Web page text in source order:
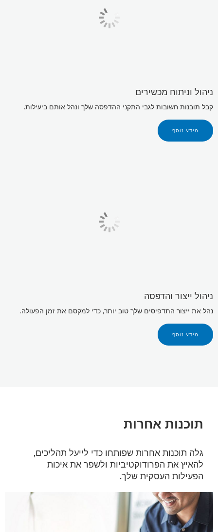
ניהול וניתוח מכשירים
קבל תובנות חשובות לגבי התקני ההדפסה שלך ונהל אותם ביעילות.
מידע נוסף
ניהול ייצור והדפסה
נהל את ייצור התדפיסים שלך טוב יותר, כדי למקסם את זמן הפעולה.
מידע נוסף
תוכנות אחרות
גלה תוכנות אחרות שפותחו כדי לייעל תהליכים,
להאיץ את הפרודוקטיביות ולשפר את איכות
הפעילות העסקית שלך.